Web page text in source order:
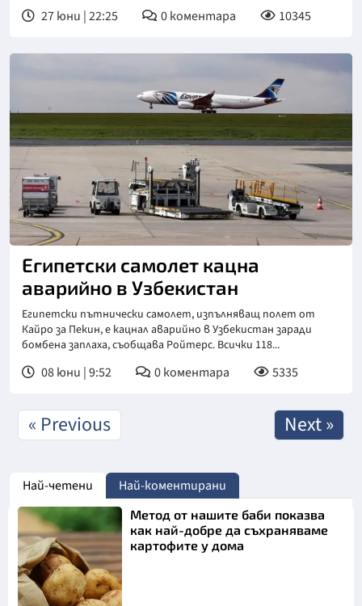
27 юни | 22:25 0коментара 10345
Египетски самолет кацна
аварийно в Узбекистан
Египетски пътнически самолет, изпълняващ полет от
Кайро за Пекин, е кацнал аварийно в Узбекистан заради
бомбена заплаха, съобщава Ройтерс. Всички 118...
08 юни | 9:52 0коментара 5335
« Previous Next »
Най-четени Най-коментирани
Метод от нашите баби показва
как най-добре да съхраняваме
картофите у дома